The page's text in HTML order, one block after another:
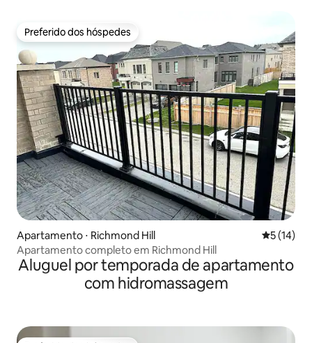
Preferido dos hóspedes
Preferido dos hóspedes
Apartamento ⋅ Richmond Hill 5 de uma
5 (14)
Apartamento completo em Richmond Hill
Aluguel por temporada de apartamento
com hidromassagem